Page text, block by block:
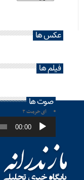
عکس ها
فیلم ها
صوت ها
ای حرمت ۲
پخش‌کننده
صوت 00:00